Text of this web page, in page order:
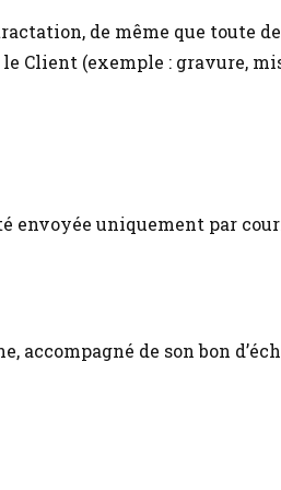
de même que toute
Client (exemple : gravure,
envoyée uniquement par
de son bon